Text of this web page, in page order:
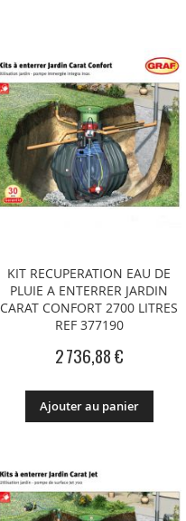
KIT RECUPERATION EAU DE
PLUIE A ENTERRER JARDIN
CARAT CONFORT 2700 LITRES
REF 377190
2 736,88 €
Ajouter au panier